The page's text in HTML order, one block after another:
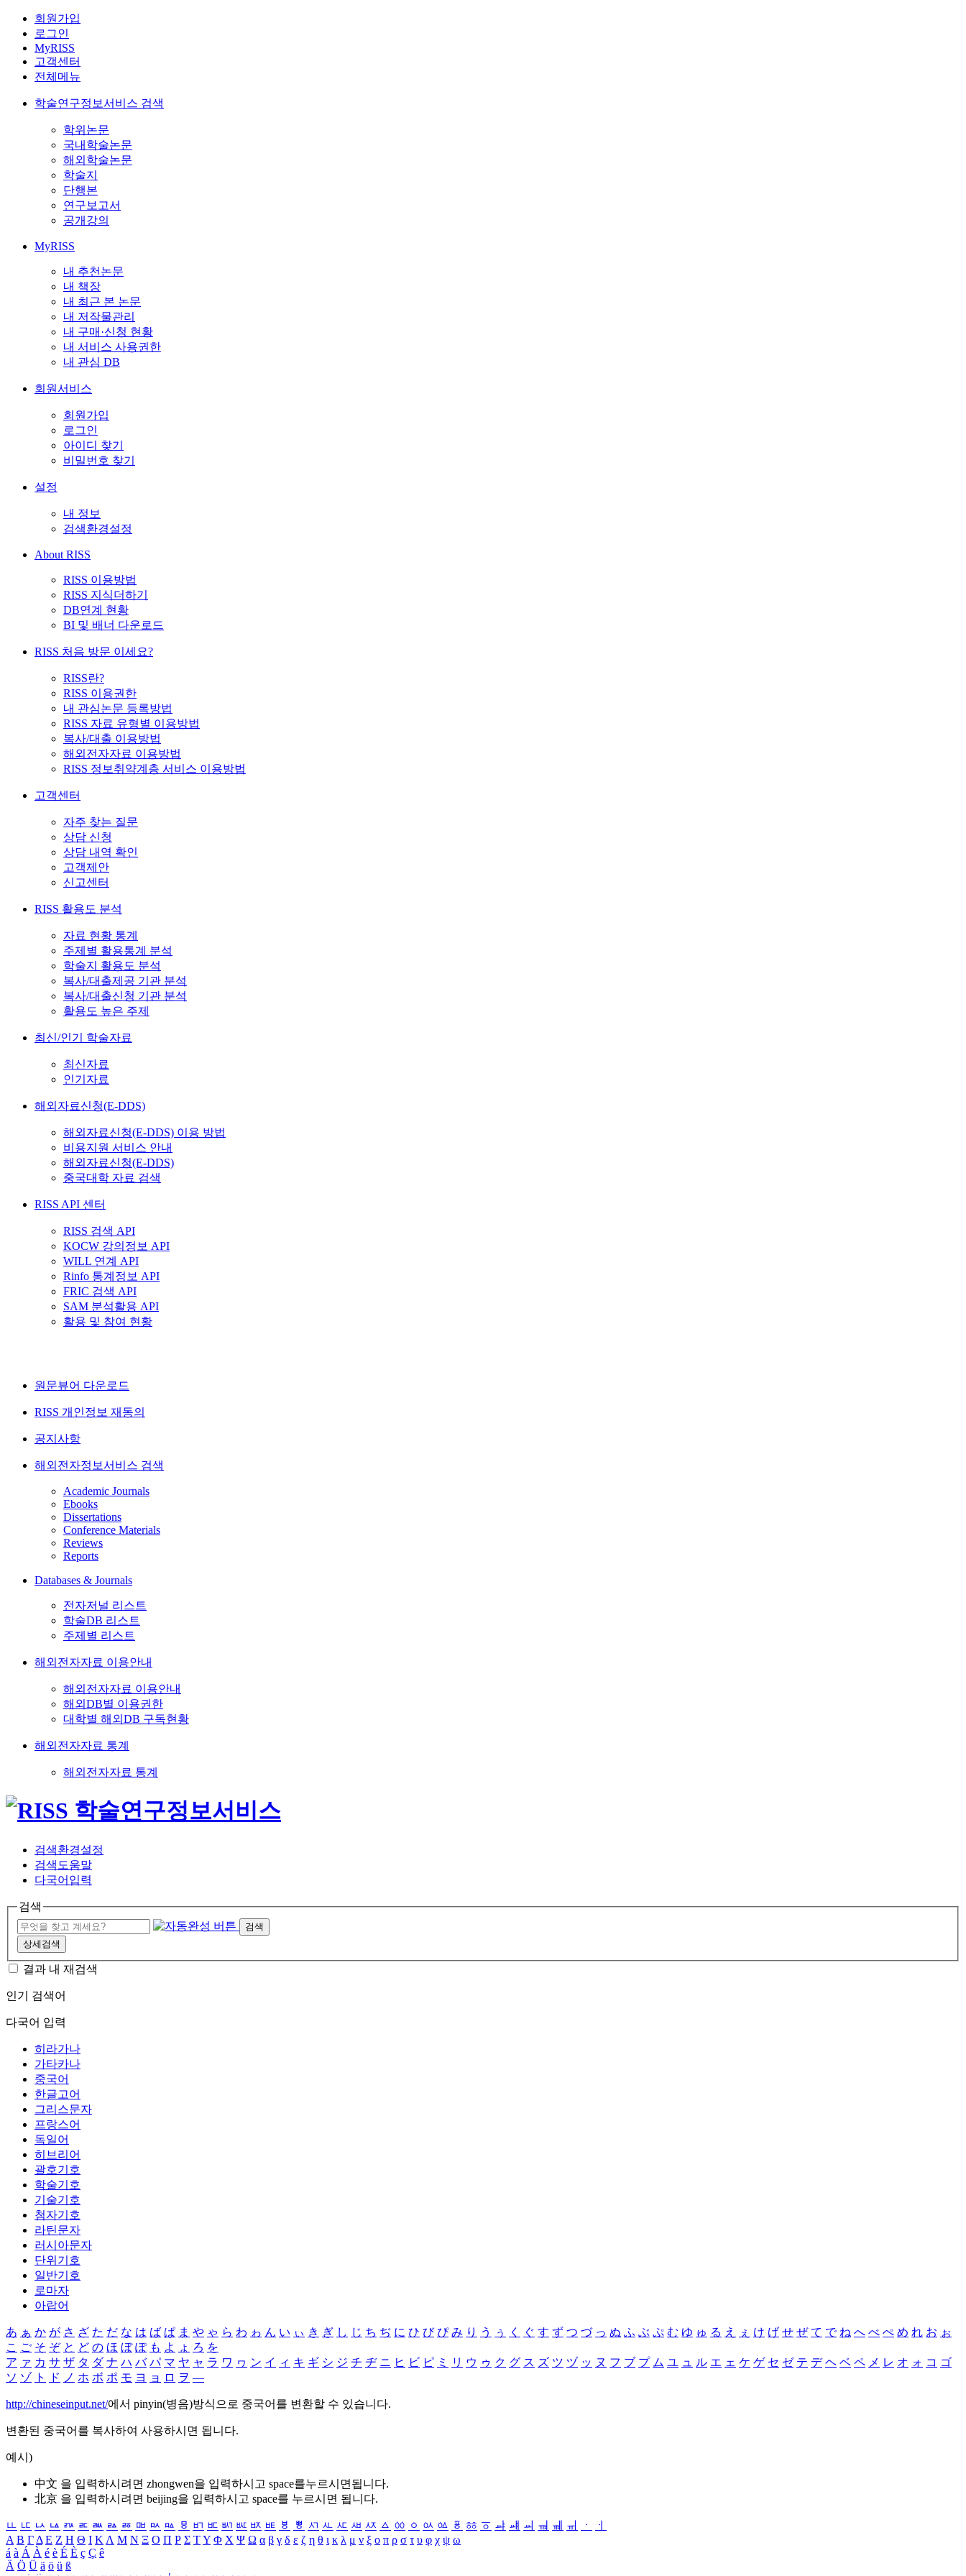
회원가입
로그인
MyRISS
고객센터
전체메뉴
학술연구정보서비스 검색
학위논문
국내학술논문
해외학술논문
학술지
단행본
연구보고서
공개강의
MyRISS
내 추천논문
내 책장
내 최근 본 논문
내 저작물관리
내 구매·신청 현황
내 서비스 사용권한
내 관심 DB
회원서비스
회원가입
로그인
아이디 찾기
비밀번호 찾기
설정
내 정보
검색환경설정
About RISS
RISS 이용방법
RISS 지식더하기
DB연계 현황
BI 및 배너 다운로드
RISS 처음 방문 이세요?
RISS란?
RISS 이용권한
내 관심논문 등록방법
RISS 자료 유형별 이용방법
복사/대출 이용방법
해외전자자료 이용방법
RISS 정보취약계층 서비스 이용방법
고객센터
자주 찾는 질문
상담 신청
상담 내역 확인
고객제안
신고센터
RISS 활용도 분석
자료 현황 통계
주제별 활용통계 분석
학술지 활용도 분석
복사/대출제공 기관 분석
복사/대출신청 기관 분석
활용도 높은 주제
최신/인기 학술자료
최신자료
인기자료
해외자료신청(E-DDS)
해외자료신청(E-DDS) 이용 방법
비용지원 서비스 안내
해외자료신청(E-DDS)
중국대학 자료 검색
RISS API 센터
RISS 검색 API
KOCW 강의정보 API
WILL 연계 API
Rinfo 통계정보 API
FRIC 검색 API
SAM 분석활용 API
활용 및 참여 현황
원문뷰어 다운로드
RISS 개인정보 재동의
공지사항
해외전자정보서비스 검색
Academic Journals
Ebooks
Dissertations
Conference Materials
Reviews
Reports
Databases & Journals
전자저널 리스트
학술DB 리스트
주제별 리스트
해외전자자료 이용안내
해외전자자료 이용안내
해외DB별 이용권한
대학별 해외DB 구독현황
해외전자자료 통계
해외전자자료 통계
검색환경설정
검색도움말
다국어입력
검색
검색
상세검색
결과 내 재검색
인기 검색어
다국어 입력
히라가나
가타카나
중국어
한글고어
그리스문자
프랑스어
독일어
히브리어
괄호기호
학술기호
기술기호
첨자기호
라틴문자
러시아문자
단위기호
일반기호
로마자
아랍어
あ ぁ か が さ ざ た だ な は ば ぱ ま や ゃ ら わ ゎ ん い ぃ き ぎ し じ ち ぢ に ひ び ぴ み り う ぅ く ぐ す ず つ づ っ ぬ ふ ぶ ぷ む ゆ ゅ る え ぇ け げ せ ぜ て で ね へ べ ぺ め れ お ぉ
こ ご そ ぞ と ど の ほ ぼ ぽ も よ ょ ろ を
ア ァ カ サ ザ タ ダ ナ ハ バ パ マ ヤ ャ ラ ワ ヮ ン イ ィ キ ギ シ ジ チ ヂ ニ ヒ ビ ピ ミ リ ウ ゥ ク グ ス ズ ツ ヅ ッ ヌ フ ブ プ ム ユ ュ ル エ ェ ケ ゲ セ ゼ テ デ ヘ ベ ペ メ レ オ ォ コ ゴ
ソ ゾ ト ド ノ ホ ボ ポ モ ヨ ョ ロ ヲ ―
http://chineseinput.net/에서 pinyin(병음)방식으로 중국어를 변환할 수 있습니다.
변환된 중국어를 복사하여 사용하시면 됩니다.
예시)
中文 을 입력하시려면 zhongwen을 입력하시고 space를누르시면됩니다.
北京 을 입력하시려면 beijing을 입력하시고 space를 누르시면 됩니다.
ㅥ ㅦ ㅧ ㅨ ㅩ ㅪ ㅫ ㅬ ㅭ ㅮ ㅯ ㅰ ㅱ ㅲ ㅳ ㅴ ㅵ ㅶ ㅷ ㅸ ㅹ ㅺ ㅻ ㅼ ㅽ ㅾ ㅿ ㆀ ㆁ ㆂ ㆃ ㆄ ㆅ ㆆ ㆇ ㆈ ㆉ ㆊ ㆋ ㆌ ㆍ
ㆎ
Α Β ΓΔ Ε Ζ Η Θ Ι ΚΛ Μ Ν Ξ Ο Π Ρ Σ ΤΥ Φ Χ Ψ Ω α β γ δ ε ζ η θ ι κ λ μ ν ξ ο π ρ σ τ υ φ χ ψ ω
á à Á À é è É È ç Ç ê
Ä Ö Ü ä ö ü ß